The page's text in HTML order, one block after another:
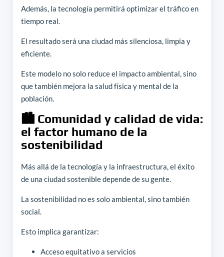
Además, la tecnología permitirá optimizar el tráfico en
tiempo real.
El resultado será una ciudad más silenciosa, limpia y
eficiente.
Este modelo no solo reduce el impacto ambiental, sino
que también mejora la salud física y mental de la
población.
🏙️ Comunidad y calidad de vida:
el factor humano de la
sostenibilidad
Más allá de la tecnología y la infraestructura, el éxito
de una ciudad sostenible depende de su gente.
La sostenibilidad no es solo ambiental, sino también
social.
Esto implica garantizar:
Acceso equitativo a servicios